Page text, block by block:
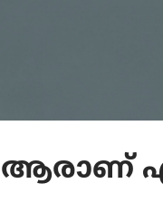
ആരാണ്‌